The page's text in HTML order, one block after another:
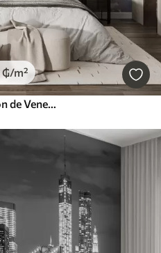
₲/m²
Flores en macetas en un balcón de Venecia acuarela